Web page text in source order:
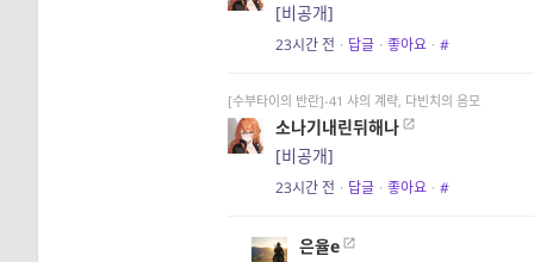
[비공개]
23시간 전 · 답글 · 좋아요 · #
[수부타이의 반란]-41 샤의 계략, 다빈치의 음모
소나기내린뒤해나
[비공개]
23시간 전 · 답글 · 좋아요 · #
은율e